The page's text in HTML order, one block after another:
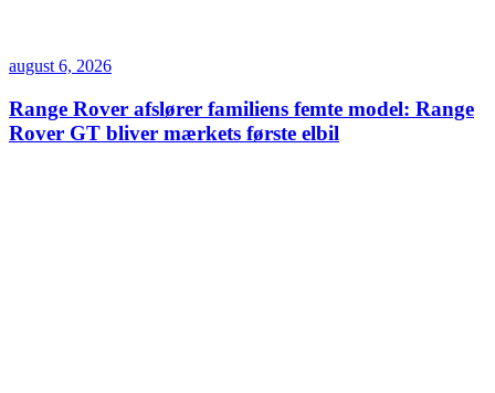
august 6, 2026
Range Rover afslører familiens femte model: Range
Rover GT bliver mærkets første elbil